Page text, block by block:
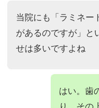
当院にも「ラミネー
があるのですが」と
せは多いですよね
はい。歯